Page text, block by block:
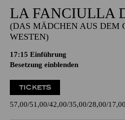
LA FANCIULLA
(DAS MÄDCHEN AUS DEM
WESTEN)
17:15 Einführung
Besetzung einblenden
TICKETS
57,00 51,00 42,00 35,00 28,00 17,00